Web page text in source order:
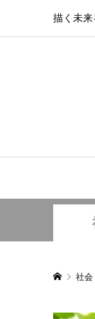
描く未
社会